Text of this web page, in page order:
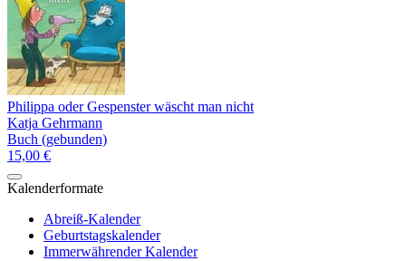
Philippa oder Gespenster wäscht man nicht
Katja Gehrmann
Buch (gebunden)
15,00 €
Kalenderformate
Abreiß-Kalender
Geburtstagskalender
Immerwährender Kalender